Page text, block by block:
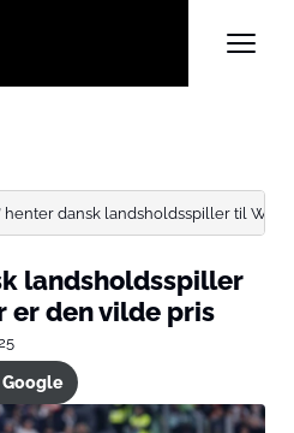
henter dansk landsholdsspiller til
landsholdsspiller
er den vilde pris